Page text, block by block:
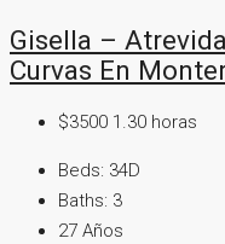
Gisella –
Curvas En
$3500 1.30 horas
Beds: 34D
Baths: 3
27 Años